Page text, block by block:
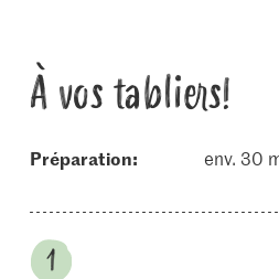
À vos tabliers!
Préparation: env. 30